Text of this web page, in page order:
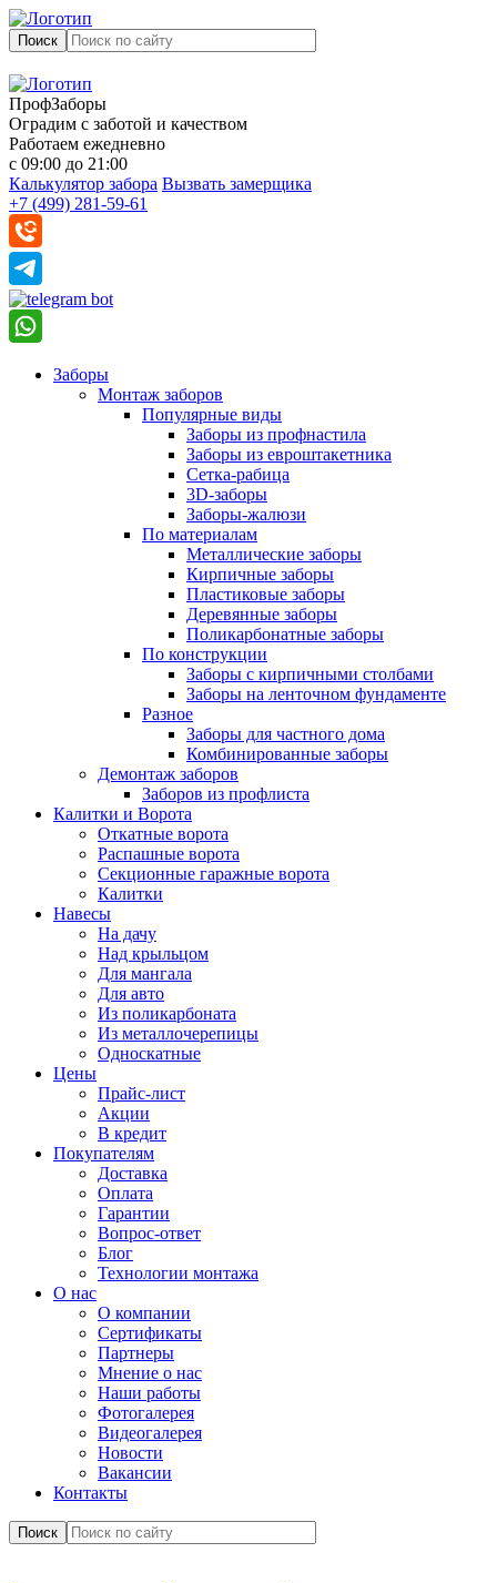
Поиск
ПрофЗаборы
Оградим с заботой и качеством
Работаем ежедневно
с 09:00 до 21:00
Калькулятор забора Вызвать замерщика
+7 (499) 281-59-61
Заборы
Монтаж заборов
Популярные виды
Заборы из профнастила
Заборы из евроштакетника
Сетка-рабица
3D-заборы
Заборы-жалюзи
По материалам
Металлические заборы
Кирпичные заборы
Пластиковые заборы
Деревянные заборы
Поликарбонатные заборы
По конструкции
Заборы с кирпичными столбами
Заборы на ленточном фундаменте
Разное
Заборы для частного дома
Комбинированные заборы
Демонтаж заборов
Заборов из профлиста
Калитки и Ворота
Откатные ворота
Распашные ворота
Секционные гаражные ворота
Калитки
Навесы
На дачу
Над крыльцом
Для мангала
Для авто
Из поликарбоната
Из металлочерепицы
Односкатные
Цены
Прайс-лист
Акции
В кредит
Покупателям
Доставка
Оплата
Гарантии
Вопрос-ответ
Блог
Технологии монтажа
О нас
О компании
Сертификаты
Партнеры
Мнение о нас
Наши работы
Фотогалерея
Видеогалерея
Новости
Вакансии
Контакты
Поиск